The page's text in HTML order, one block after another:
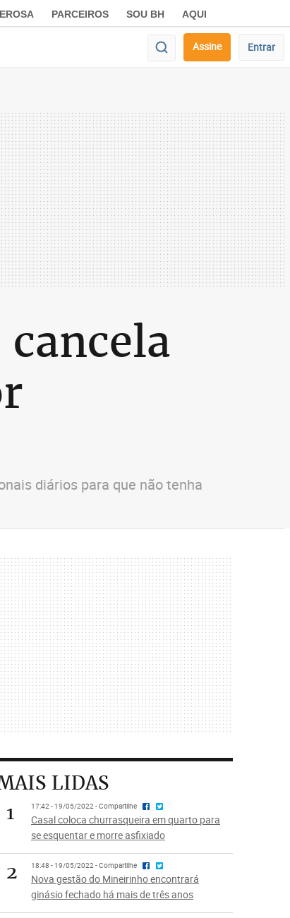
PARCEIROS SOU BH AQUI
Assine Entrar
diários para que não tenha
LIDAS
1
17:42 - 19/05/2022 - Compartilhe
Casal coloca churrasqueira em quarto para
se esquentar e morre asfixiado
2 18:48 - 19/05/2022 - Compartilhe
Nova gestão do Mineirinho encontrará
ginásio fechado há mais de três anos